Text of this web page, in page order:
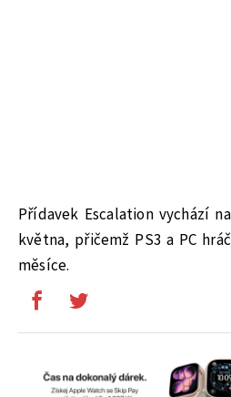
Přídavek Escalation vychází
května, přičemž PS3 a PC
měsíce.